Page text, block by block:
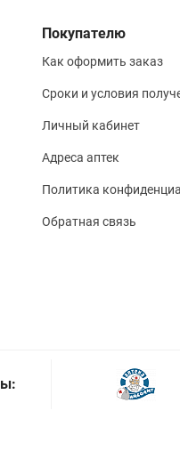
Покупателю
Как оформить заказ
Сроки и условия
Личный кабинет
Адреса аптек
Политика
Обратная связь